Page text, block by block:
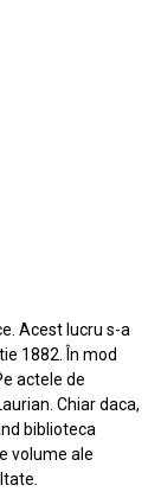
Acest lucru s-a
1882. În mod
actele de
Chiar daca,
biblioteca
volume ale